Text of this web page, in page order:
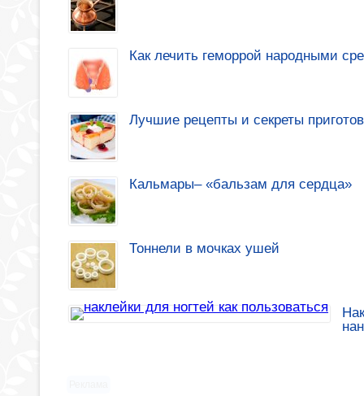
Как лечить геморрой народными
Лучшие рецепты и секреты
Кальмары– «бальзам для сердца»
Тоннели в мочках ушей